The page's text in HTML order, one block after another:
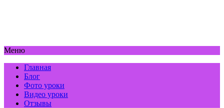
Меню
Главная
Блог
Фото уроки
Видео уроки
Отзывы